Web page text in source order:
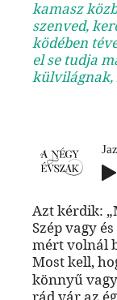
kamasz
szenved,
ködében
el se tudja
külvilágnak,
Azt kérdik:
Szép vagy
mért volnál
Most kell,
könnyű
rád vár az ég,